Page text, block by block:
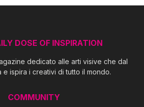
DOSE OF INSPIRATION
dedicato alle arti visive che dal
ispira i creativi di tutto il mondo.
COMMUNITY